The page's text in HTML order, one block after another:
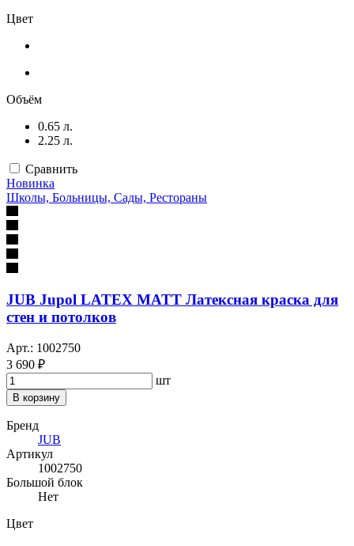
Цвет
Объём
0.65 л.
2.25 л.
Сравнить
Новинка
Школы, Больницы, Сады, Рестораны
JUB Jupol LATEX MATT Латексная краска для
стен и потолков
Арт.: 1002750
3 690 ₽
шт
В корзину
Бренд
JUB
Артикул
1002750
Большой блок
Нет
Цвет